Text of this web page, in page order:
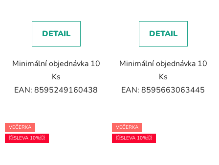
DETAIL
Minimální objednávka 10
Ks
EAN: 8595249160438
DETAIL
Minimální objednávka 10
Ks
EAN: 8595663063445
VEČERKA
💥SLEVA 10%💥
VEČERKA
💥SLEVA 10%💥